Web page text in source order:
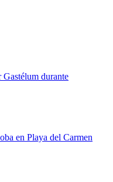
Gastélum durante
en Playa del Carmen